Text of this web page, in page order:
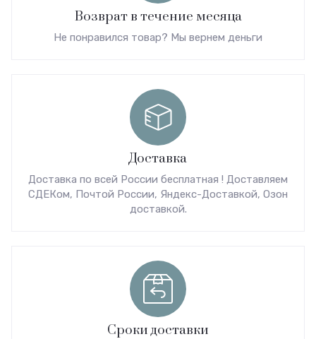
Возврат в течение месяца
Не понравился товар? Мы вернем деньги
Доставка
Доставка по всей России бесплатная ! Доставляем
СДЕКом, Почтой России, Яндекс-Доставкой, Озон
доставкой.
Сроки доставки